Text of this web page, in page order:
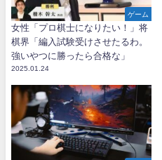
ゲーム
女性「プロ棋士になりたい！」将
棋界「編入試験受けさせたるわ。
強いやつに勝ったら合格な」
2025.01.24